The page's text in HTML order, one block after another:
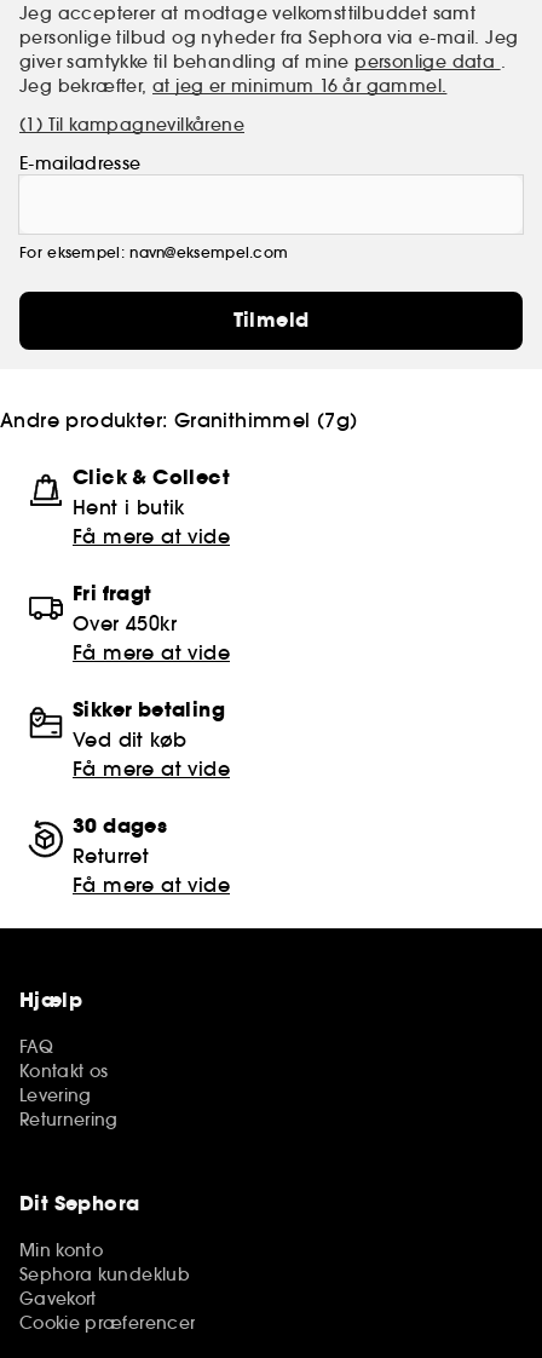
Jeg accepterer at modtage velkomsttilbuddet samt
personlige tilbud og nyheder fra Sephora via e-mail. Jeg
giver samtykke til behandling af mine personlige data .
Jeg bekræfter,at jeg er minimum 16 år gammel.
(1) Til kampagnevilkårene
E-mailadresse
For eksempel: navn@eksempel.com
Tilmeld
Andre produkter: Granithimmel (7g)
Click & Collect
Hent i butik
Få mere at vide
Fri fragt
Over 450kr
Få mere at vide
Sikker betaling
Ved dit køb
Få mere at vide
30 dages
Returret
Få mere at vide
Hjælp
FAQ
Kontakt os
Levering
Returnering
Dit Sephora
Min konto
Sephora kundeklub
Gavekort
Cookie præferencer